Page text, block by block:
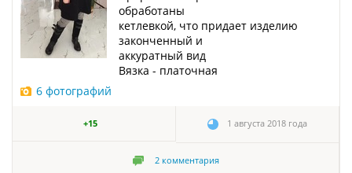
обработаны
кетлевкой, что придает изделию
законченный и
аккуратный вид
Вязка - платочная
6 фотографий
+15 1 августа 2018 года
2 комментария